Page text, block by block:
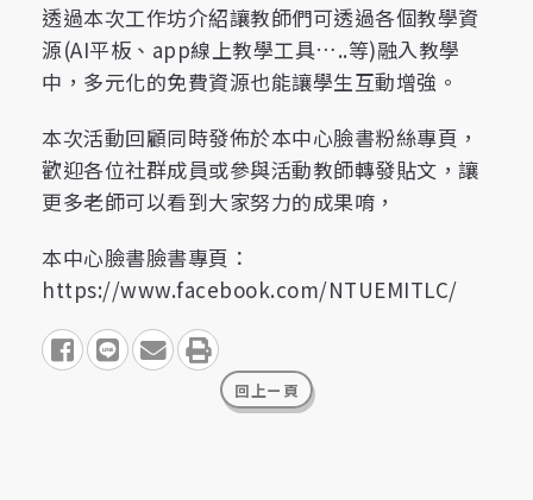
透過本次工作坊介紹讓教師們可透過各個教學資
源(AI平板、app線上教學工具…..等)融入教學
中，多元化的免費資源也能讓學生互動增強。
本次活動回顧同時發佈於本中心臉書粉絲專頁，
歡迎各位社群成員或參與活動教師轉發貼文，讓
更多老師可以看到大家努力的成果唷，
本中心臉書臉書專頁：
https://www.facebook.com/NTUEMITLC/
share to facebook
share to lineshare to email
print
回上ㄧ頁